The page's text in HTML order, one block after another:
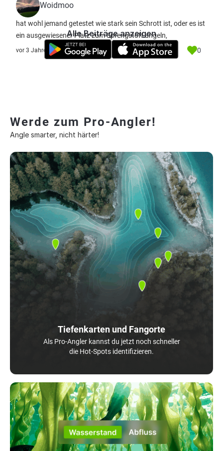
Woidmoo
hat wohl jemand getestet wie stark sein Schrott ist, oder es ist
ein ausgewiesener Platz zum Sprengstoff angeln,
vor 3 Jahre 0
Alle Beiträge anzeigen
Werde zum Pro-Angler!
Angle smarter, nicht härter!
Tiefenkarten und Fangorte
Als Pro-Angler kannst du jetzt noch schneller
die Hot-Spots identifizieren.